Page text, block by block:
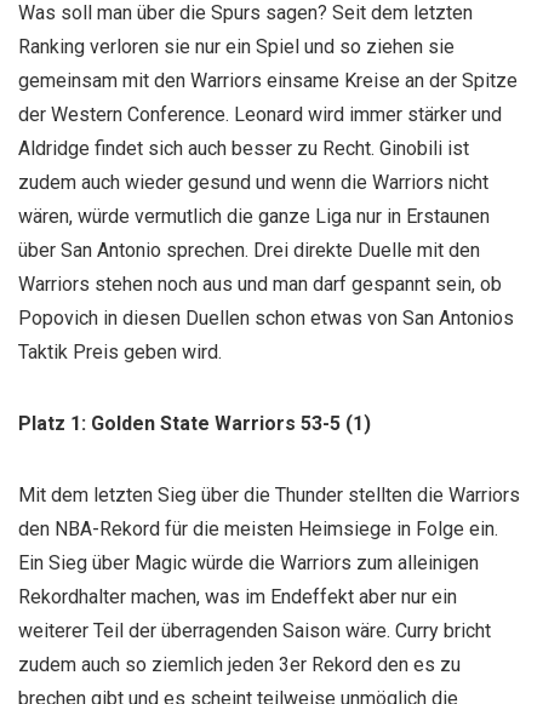
Was soll man über die Spurs sagen? Seit dem letzten
Ranking verloren sie nur ein Spiel und so ziehen sie
gemeinsam mit den Warriors einsame Kreise an der Spitze
der Western Conference. Leonard wird immer stärker und
Aldridge findet sich auch besser zu Recht. Ginobili ist
zudem auch wieder gesund und wenn die Warriors nicht
wären, würde vermutlich die ganze Liga nur in Erstaunen
über San Antonio sprechen. Drei direkte Duelle mit den
Warriors stehen noch aus und man darf gespannt sein, ob
Popovich in diesen Duellen schon etwas von San Antonios
Taktik Preis geben wird.
Platz 1: Golden State Warriors 53-5 (1)
Mit dem letzten Sieg über die Thunder stellten die Warriors
den NBA-Rekord für die meisten Heimsiege in Folge ein.
Ein Sieg über Magic würde die Warriors zum alleinigen
Rekordhalter machen, was im Endeffekt aber nur ein
weiterer Teil der überragenden Saison wäre. Curry bricht
zudem auch so ziemlich jeden 3er Rekord den es zu
brechen gibt und es scheint teilweise unmöglich die